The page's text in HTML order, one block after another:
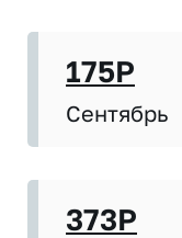
175P
Сентябрь
373P